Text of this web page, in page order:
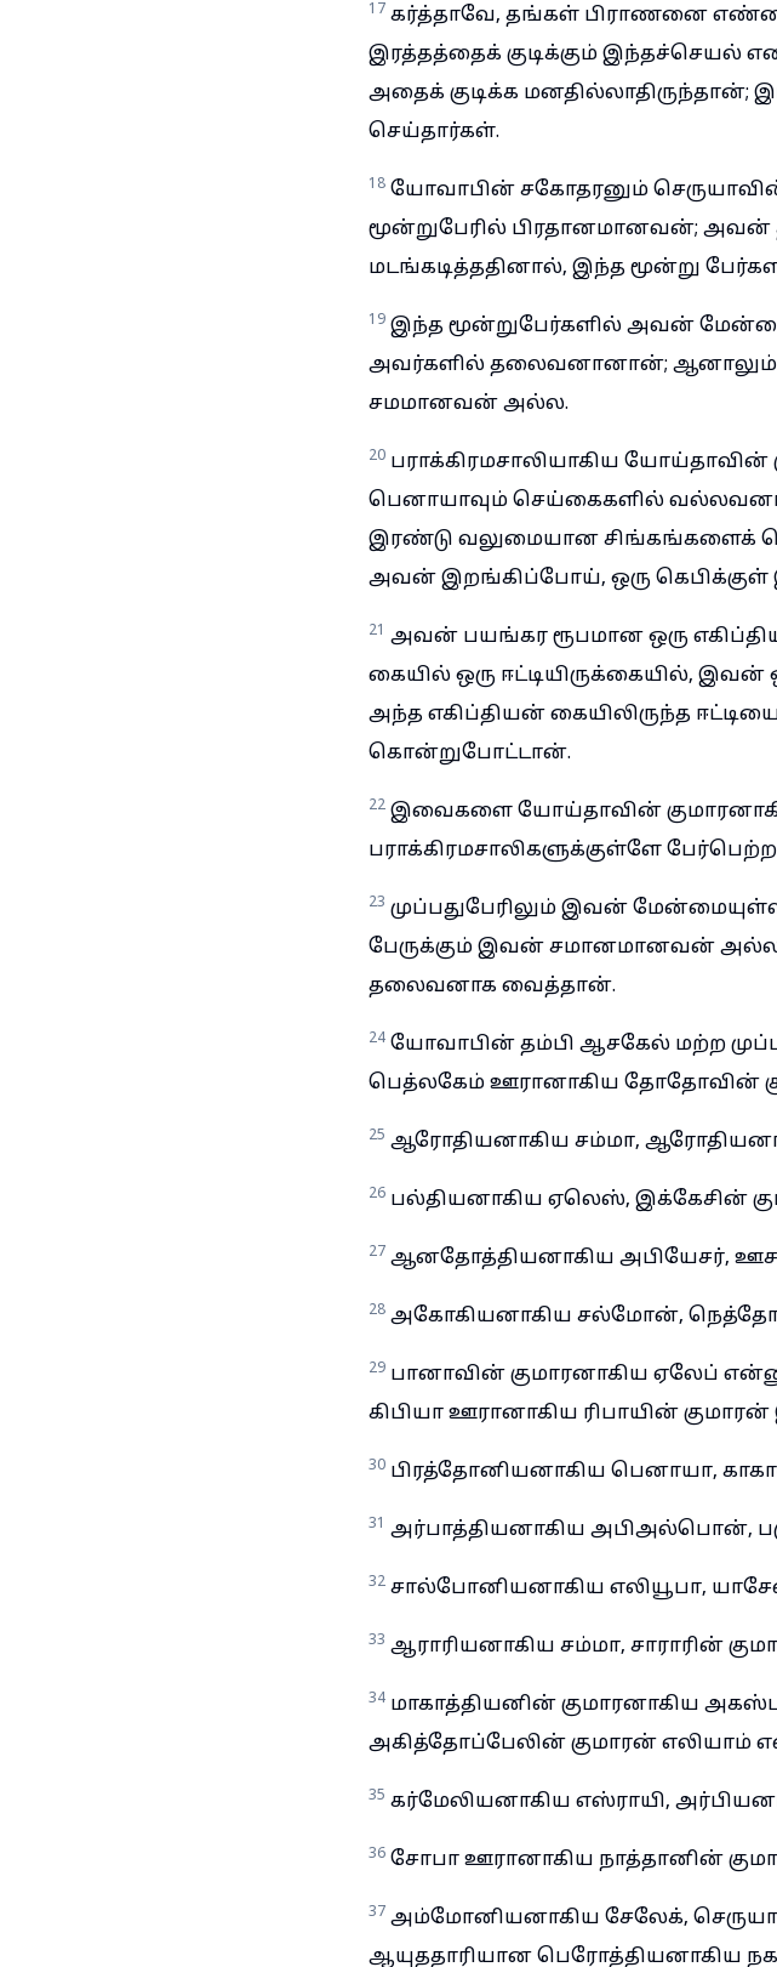
17 கர்த்தாவே, தங்கள் பிராணனை
இரத்தத்தைக் குடிக்கும் இந்தச்செயல்
அதைக் குடிக்க மனதில்லாதிருந்தான்;
செய்தார்கள்.
18 யோவாபின் சகோதரனும்
மூன்றுபேரில் பிரதானமானவன்; அவன்
மடங்கடித்ததினால், இந்த மூன்று
19 இந்த மூன்றுபேர்களில் அவன்
அவர்களில் தலைவனானான்; ஆனாலும்
சமமானவன் அல்ல.
20 பராக்கிரமசாலியாகிய
பெனாயாவும் செய்கைகளில்
இரண்டு வலுமையான சிங்கங்களைக்
அவன் இறங்கிப்போய், ஒரு கெபிக்குள்
21 அவன் பயங்கர ரூபமான ஒரு
கையில் ஒரு ஈட்டியிருக்கையில், இவன்
அந்த எகிப்தியன் கையிலிருந்த
கொன்றுபோட்டான்.
22 இவைகளை யோய்தாவின்
பராக்கிரமசாலிகளுக்குள்ளே
23 முப்பதுபேரிலும் இவன்
பேருக்கும் இவன் சமானமானவன்
தலைவனாக வைத்தான்.
24 யோவாபின் தம்பி ஆசகேல் மற்ற
பெத்லகேம் ஊரானாகிய தோதோவின்
25 ஆரோதியனாகிய சம்மா,
26 பல்தியனாகிய ஏலெஸ், இக்கேசின்
27 ஆனதோத்தியனாகிய அபியேசர்,
28 அகோகியனாகிய சல்மோன்,
29 பானாவின் குமாரனாகிய ஏலேப்
கிபியா ஊரானாகிய ரிபாயின் குமாரன்
30 பிரத்தோனியனாகிய பெனாயா,
31 அர்பாத்தியனாகிய அபிஅல்பொன்,
32 சால்போனியனாகிய எலியூபா,
33 ஆராரியனாகிய சம்மா, சாராரின்
34 மாகாத்தியனின் குமாரனாகிய
அகித்தோப்பேலின் குமாரன் எலியாம்
35 கர்மேலியனாகிய எஸ்ராயி,
36 சோபா ஊரானாகிய நாத்தானின்
37 அம்மோனியனாகிய சேலேக்,
ஆயுததாரியான பெரோத்தியனாகிய